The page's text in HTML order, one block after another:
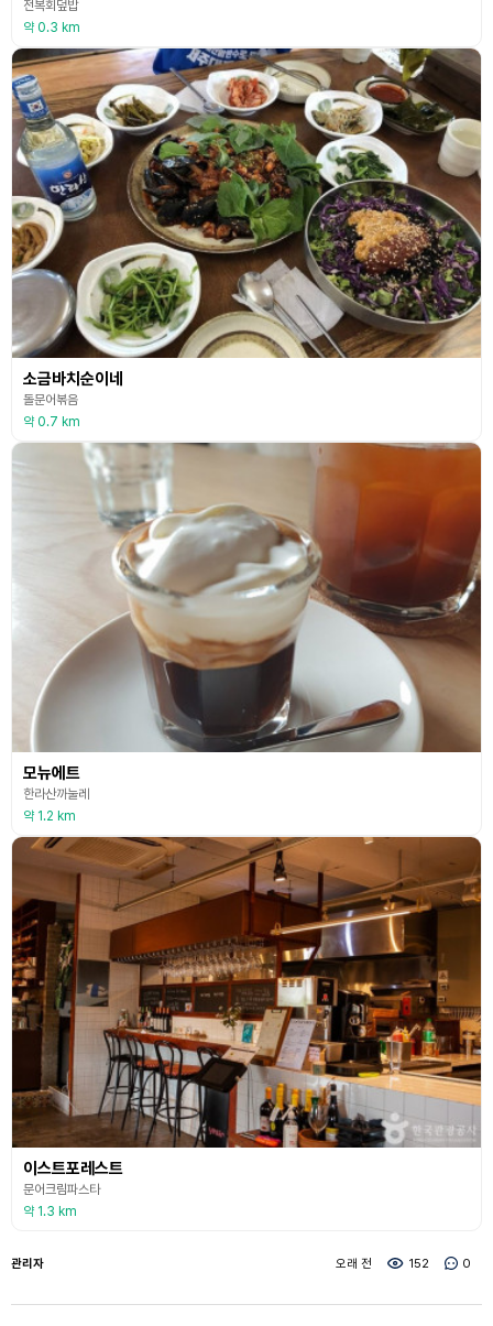
전복회덮밥
약 0.3 km
소금바치순이네
돌문어볶음
약 0.7 km
모뉴에트
한라산까눌레
약 1.2 km
이스트포레스트
문어크림파스타
약 1.3 km
관리자 오래 전 152 0